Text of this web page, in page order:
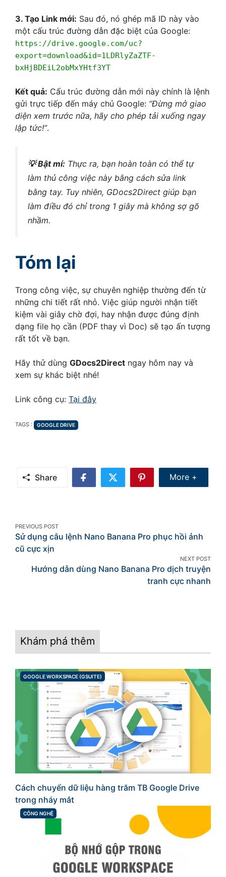
3. Tạo Link mới: Sau đó, nó ghép mã ID này vào
một cấu trúc đường dẫn đặc biệt của Google:
https://drive.google.com/uc?
export=download&id=1LDRlyZaZTF-
bxHjBDEiL2obMxYHtf3YT
Kết quả: Cấu trúc đường dẫn mới này chính là lệnh
gửi trực tiếp đến máy chủ Google: “Đừng mở giao
diện xem trước nữa, hãy cho phép tải xuống ngay
lập tức!”.
💡 Bật mí: Thực ra, bạn hoàn toàn có thể tự
làm thủ công việc này bằng cách sửa link
bằng tay. Tuy nhiên, GDocs2Direct giúp bạn
làm điều đó chỉ trong 1 giây mà không sợ gõ
nhầm.
Tóm lại
Trong công việc, sự chuyên nghiệp thường đến từ
những chi tiết rất nhỏ. Việc giúp người nhận tiết
kiệm vài giây chờ đợi, hay nhận được đúng định
dạng file họ cần (PDF thay vì Doc) sẽ tạo ấn tượng
rất tốt về bạn.
Hãy thử dùng GDocs2Direct ngay hôm nay và
xem sự khác biệt nhé!
Link công cụ: Tại đây
TAGS : TAGS
GOOGLE DRIVE
Share
Share
Share
Share
More +
Post
navigation
PREVIOUS POST
Sử dụng câu lệnh Nano Banana Pro phục hồi ảnh
cũ cực xịn
NEXT POST
Hướng dẫn dùng Nano Banana Pro dịch truyện
tranh cực nhanh
Khám phá thêm
CATEGORIES
GOOGLE WORKSPACE (GSUITE)
Cách chuyển dữ liệu hàng trăm TB Google Drive
trong nháy mắt
CATEGORIES
CÔNG NGHỆ